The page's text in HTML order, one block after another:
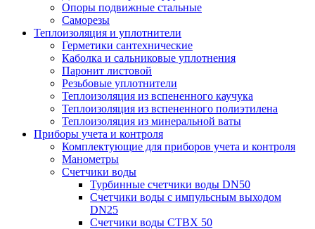
Опоры подвижные стальные
Саморезы
Теплоизоляция и уплотнители
Герметики сантехнические
Каболка и сальниковые уплотнения
Паронит листовой
Резьбовые уплотнители
Теплоизоляция из вспененного каучука
Теплоизоляция из вспененного полиэтилена
Теплоизоляция из минеральной ваты
Приборы учета и контроля
Комплектующие для приборов учета и контроля
Манометры
Счетчики воды
Турбинные счетчики воды DN50
Счетчики воды с импульсным выходом
DN25
Счетчики воды СТВХ 50